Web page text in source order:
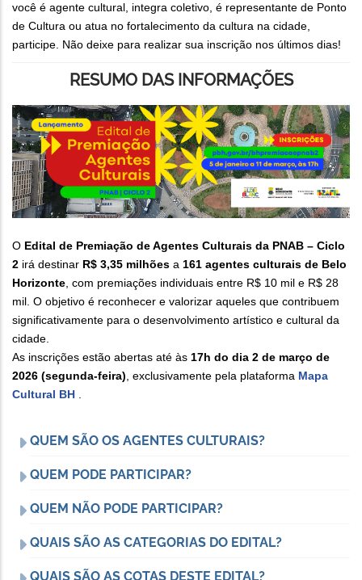
você é agente cultural, integra coletivo, é representante de Ponto
de Cultura ou atua no fortalecimento da cultura na cidade,
participe. Não deixe para realizar sua inscrição nos últimos dias!
RESUMO DAS INFORMAÇÕES
O Edital de Premiação de Agentes Culturais da PNAB – Ciclo
2 irá destinar R$ 3,35 milhões a 161 agentes culturais de Belo
Horizonte , com premiações individuais entre R$ 10 mil e R$ 28
mil. O objetivo é reconhecer e valorizar aqueles que contribuem
significativamente para o desenvolvimento artístico e cultural da
cidade.
As inscrições estão abertas até às 17h do dia 2 de março de
2026 (segunda-feira) , exclusivamente pela plataforma Mapa
Cultural BH
QUEM SÃO OS AGENTES CULTURAIS?
QUEM PODE PARTICIPAR?
QUEM NÃO PODE PARTICIPAR?
QUAIS SÃO AS CATEGORIAS DO EDITAL?
QUAIS SÃO AS COTAS DESTE EDITAL?